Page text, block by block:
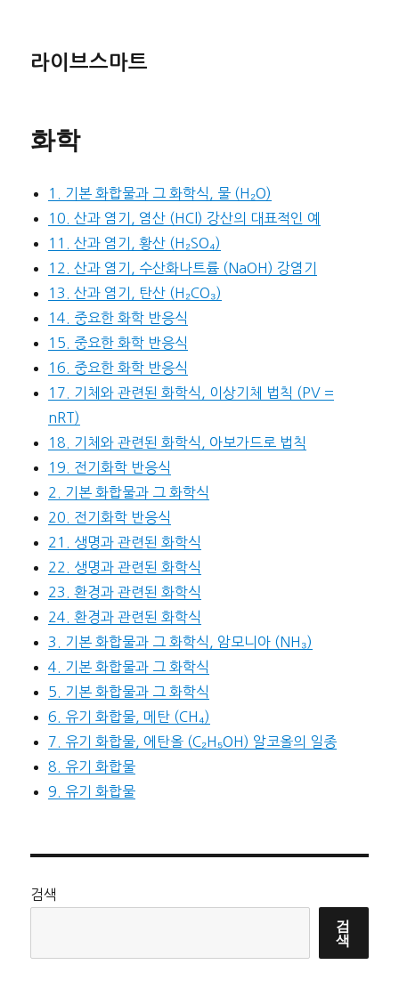
라이브스마트
화학
1. 기본 화합물과 그 화학식, 물 (H₂O)
10. 산과 염기, 염산 (HCl) 강산의 대표적인 예
11. 산과 염기, 황산 (H₂SO₄)
12. 산과 염기, 수산화나트륨 (NaOH) 강염기
13. 산과 염기, 탄산 (H₂CO₃)
14. 중요한 화학 반응식
15. 중요한 화학 반응식
16. 중요한 화학 반응식
17. 기체와 관련된 화학식, 이상기체 법칙 (PV =
nRT)
18. 기체와 관련된 화학식, 아보가드로 법칙
19. 전기화학 반응식
2. 기본 화합물과 그 화학식
20. 전기화학 반응식
21. 생명과 관련된 화학식
22. 생명과 관련된 화학식
23. 환경과 관련된 화학식
24. 환경과 관련된 화학식
3. 기본 화합물과 그 화학식, 암모니아 (NH₃)
4. 기본 화합물과 그 화학식
5. 기본 화합물과 그 화학식
6. 유기 화합물, 메탄 (CH₄)
7. 유기 화합물, 에탄올 (C₂H₅OH) 알코올의 일종
8. 유기 화합물
9. 유기 화합물
검색
검
색